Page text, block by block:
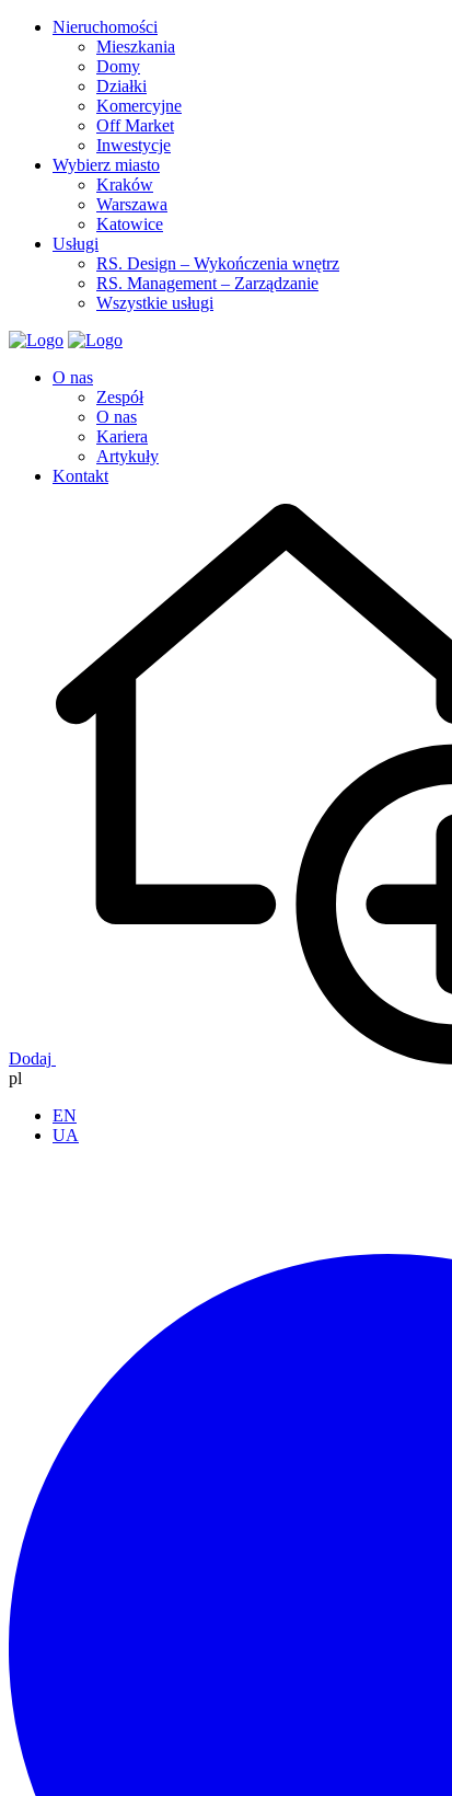
Nieruchomości
Mieszkania
Domy
Działki
Komercyjne
Off Market
Inwestycje
Wybierz miasto
Kraków
Warszawa
Katowice
Usługi
RS. Design – Wykończenia wnętrz
RS. Management – Zarządzanie
Wszystkie usługi
O nas
Zespół
O nas
Kariera
Artykuły
Kontakt
Dodaj
pl
EN
UA